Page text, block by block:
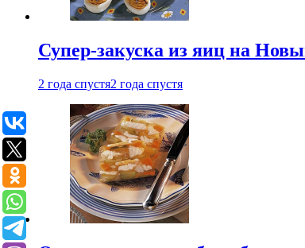
Супер-закуска из яиц на
2 года спустя2 года спустя